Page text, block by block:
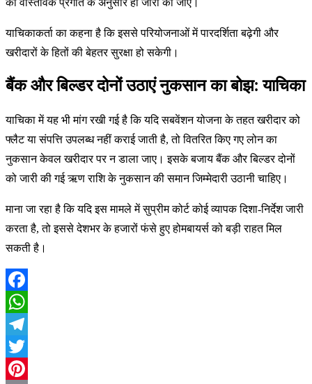
की वास्तविक प्रगति के अनुसार ही जारी की जाए।
याचिकाकर्ता का कहना है कि इससे परियोजनाओं में पारदर्शिता बढ़ेगी और
खरीदारों के हितों की बेहतर सुरक्षा हो सकेगी।
बैंक और बिल्डर दोनों उठाएं नुकसान का बोझ: याचिका
याचिका में यह भी मांग रखी गई है कि यदि सबवेंशन योजना के तहत खरीदार को
फ्लैट या संपत्ति उपलब्ध नहीं कराई जाती है, तो वितरित किए गए लोन का
नुकसान केवल खरीदार पर न डाला जाए। इसके बजाय बैंक और बिल्डर दोनों
को जारी की गई ऋण राशि के नुकसान की समान जिम्मेदारी उठानी चाहिए।
माना जा रहा है कि यदि इस मामले में सुप्रीम कोर्ट कोई व्यापक दिशा-निर्देश जारी
करता है, तो इससे देशभर के हजारों फंसे हुए होमबायर्स को बड़ी राहत मिल
सकती है।
Facebook
WhatsApp
Telegram
Twitter